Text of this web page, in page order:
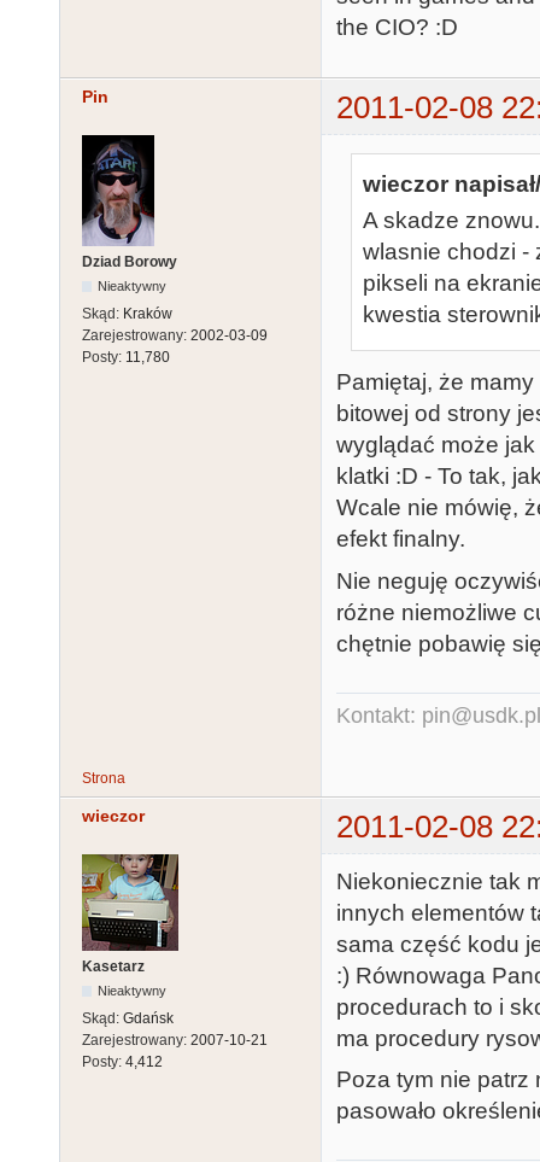
the CIO? :D
Pin 2011-02-08
Dziad Borowy
Nieaktywny
Skąd: Kraków
Zarejestrowany: 2002-03-09
Posty: 11,780
wieczor
A skadze
wlasnie chodzi -
pikseli na
kwestia
Pamiętaj, że
bitowej od strony
wyglądać może
klatki :D - To tak,
Wcale nie mówię,
efekt finalny.
Nie neguję
różne niemożliwe
chętnie pobawię
Kontakt: pin@usdk.pl
Strona
wieczor 2011-02-08
Kasetarz
Nieaktywny
Skąd: Gdańsk
Zarejestrowany: 2007-10-21
Posty: 4,412
Niekoniecznie tak
innych elementów
sama część kodu
:) Równowaga
procedurach to i
ma procedury
Poza tym nie patrz
pasowało